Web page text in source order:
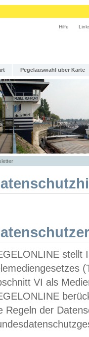
Hilfe
Pegelauswahl über Karte
stellt
VI als
Regeln der